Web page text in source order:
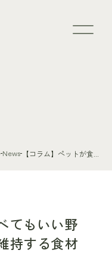
News 【コラム】ペットが食...
てもいい野
持する食材